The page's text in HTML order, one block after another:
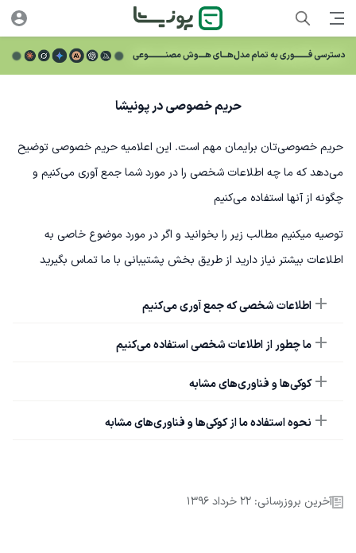
حریم خصوصی در پونیشا
حریم خصوصی‌تان برایمان مهم است. این اعلامیه حریم خصوصی توضیح
می‌دهد که ما چه اطلاعات شخصی را در مورد شما جمع آوری می‌کنیم و
چگونه از آنها استفاده می‌کنیم
توصیه میکنیم مطالب زیر را بخوانید و اگر در مورد موضوع خاصی به
اطلاعات بیشتر نیاز دارید از طریق بخش پشتیبانی با ما تماس بگیرید
اطلاعات شخصی که جمع آوری می‌کنیم
ما چطور از اطلاعات شخصی استفاده می‌کنیم
کوکی‌ها و فناوری‌های مشابه
نحوه استفاده ما از کوکی‌ها و فناوری‌های مشابه
آخرین بروزرسانی: ۲۲ خرداد ۱۳۹۶